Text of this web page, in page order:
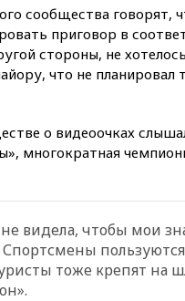
сообщества говорят,
приговор в
стороны, не
что не планировал
о видеоочках
многократная
видела, чтобы мои
тоже крепят на